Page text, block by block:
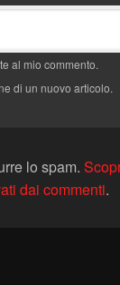
al mio commento.
di un nuovo articolo.
lo spam.
dai commenti.